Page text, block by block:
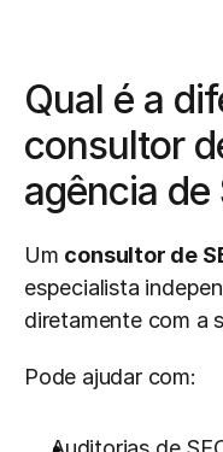
Qual é a
consultor
agência de
Um consultor de
especialista
diretamente com a
Pode ajudar com: